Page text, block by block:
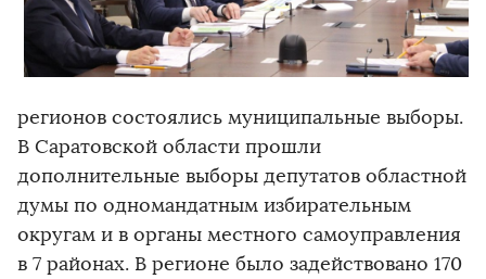
регионов состоялись муниципальные выборы.
В Саратовской области прошли
дополнительные выборы депутатов областной
думы по одномандатным избирательным
округам и в органы местного самоуправления
в 7 районах. В регионе было задействовано 170